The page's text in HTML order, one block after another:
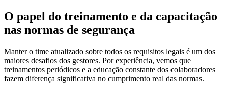
O papel do treinamento e da capacitação
nas normas de segurança
Manter o time atualizado sobre todos os requisitos legais é um dos
maiores desafios dos gestores. Por experiência, vemos que
treinamentos periódicos e a educação constante dos colaboradores
fazem diferença significativa no cumprimento real das normas.